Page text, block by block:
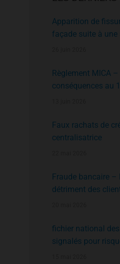
Apparition de
façade suite à une
Règlement MICA –
conséquences au
Faux rachats de
centralisatrice
Fraude bancaire –
détriment des
fichier national
signalés pour